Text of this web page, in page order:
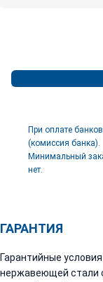
При оплате
(комиссия банка).
Минимальный
нет.
ГАРАНТИЯ
Гарантийные
нержавеющей стали